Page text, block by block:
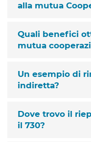
alla mutua
Quali benefici
mutua
Un esempio di
indiretta?
Dove trovo il
il 730?